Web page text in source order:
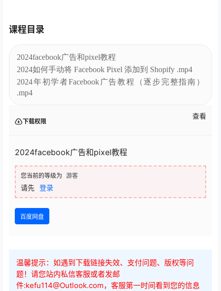
课程目录
2024facebook广告和pixel教程
2024如何手动将 Facebook Pixel 添加到 Shopify .mp4
2024年初学者Facebook广告教程（逐步完整指南）
.mp4
下载权限
查看
2024facebook广告和pixel教程
您当前的等级为 游客
请先 登录
百度网盘
温馨提示：如遇到下载链接失效、支付问题、版权等问
题！请您站内私信客服或者发邮
件:kefu114@Outlook.com，客服第一时间看到您的信息